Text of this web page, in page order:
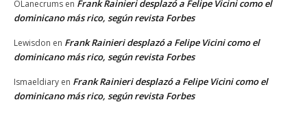
OLanecrums en Frank Rainieri desplazó a Felipe Vicini como el
dominicano más rico, según revista Forbes
Lewisdon en Frank Rainieri desplazó a Felipe Vicini como el
dominicano más rico, según revista Forbes
Ismaeldiary en Frank Rainieri desplazó a Felipe Vicini como el
dominicano más rico, según revista Forbes